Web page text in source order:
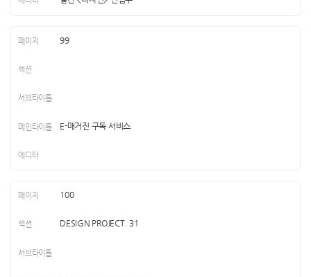
99
E-매거진 구독 서비스
100
DESIGN PROJECT. 31